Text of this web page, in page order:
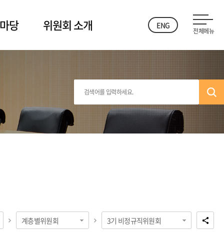
당 위원회 소개 ENG
전체메뉴
계층별위원회 3기 비정규직위원회